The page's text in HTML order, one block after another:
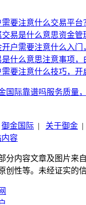
要注意什么交易平
交易是什么意思资金
户需要注意什么入门
什么意思注意事项
要注意什么技巧，
国际靠谱吗服务质量
御金国际 | 关于御金 |
内容
分内容文章及图片来
创性等。未经证实的